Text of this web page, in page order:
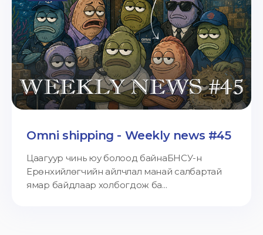
Omni shipping - Weekly news #45
Цаагуур чинь юу болоод байнаБНСУ-н
Ерөнхийлөгчийн айлчлал манай салбартай
ямар байдлаар холбогдож ба...